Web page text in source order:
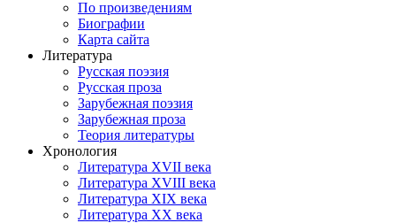
По произведениям
Биографии
Карта сайта
Литература
Русская поэзия
Русская проза
Зарубежная поэзия
Зарубежная проза
Теория литературы
Хронология
Литература XVII века
Литература XVIII века
Литература XIX века
Литература XX века